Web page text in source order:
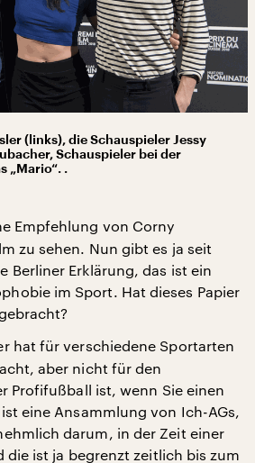
(links), die Schauspieler Jessy
Schauspieler bei der
„Mario“. .
Empfehlung von Corny
zu sehen. Nun gibt es ja seit
Berliner Erklärung, das ist ein
im Sport. Hat dieses Papier
hat für verschiedene Sportarten
aber nicht für den
Profifußball ist, wenn Sie einen
eine Ansammlung von Ich-AGs,
darum, in der Zeit einer
die ist ja begrenzt zeitlich bis zum